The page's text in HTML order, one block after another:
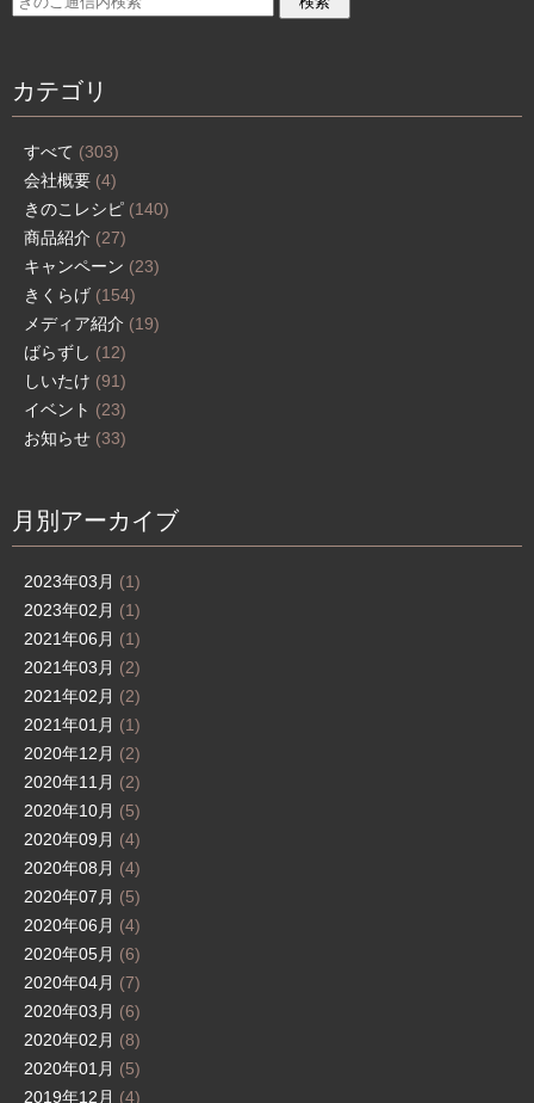
カテゴリ
すべて (303)
会社概要 (4)
きのこレシピ (140)
商品紹介 (27)
キャンペーン (23)
きくらげ (154)
メディア紹介 (19)
ばらずし (12)
しいたけ (91)
イベント (23)
お知らせ (33)
月別アーカイブ
2023年03月 (1)
2023年02月 (1)
2021年06月 (1)
2021年03月 (2)
2021年02月 (2)
2021年01月 (1)
2020年12月 (2)
2020年11月 (2)
2020年10月 (5)
2020年09月 (4)
2020年08月 (4)
2020年07月 (5)
2020年06月 (4)
2020年05月 (6)
2020年04月 (7)
2020年03月 (6)
2020年02月 (8)
2020年01月 (5)
2019年12月 (4)